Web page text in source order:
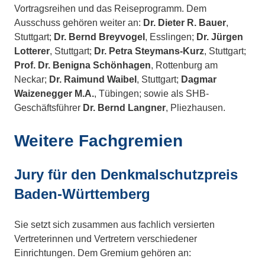
Vortragsreihen und das Reiseprogramm. Dem
Ausschuss gehören weiter an: Dr. Dieter R. Bauer,
Stuttgart; Dr. Bernd Breyvogel , Esslingen; Dr. Jürgen
Lotterer, Stuttgart; Dr. Petra Steymans-Kurz, Stuttgart;
Prof. Dr. Benigna Schönhagen, Rottenburg am
Neckar; Dr. Raimund Waibel , Stuttgart; Dagmar
Waizenegger M.A., Tübingen; sowie als SHB-
Geschäftsführer Dr. Bernd Langner, Pliezhausen.
Weitere Fachgremien
Jury für den Denkmalschutzpreis
Baden-Württemberg
Sie setzt sich zusammen aus fachlich versierten
Vertreterinnen und Vertretern verschiedener
Einrichtungen. Dem Gremium gehören an: